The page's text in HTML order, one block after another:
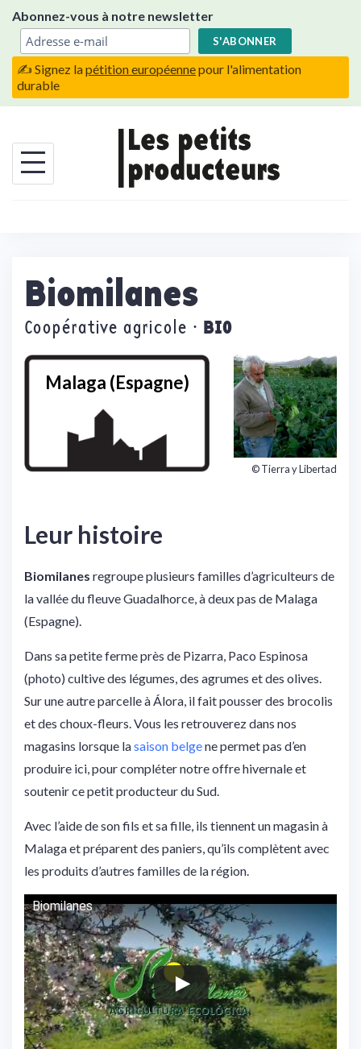
content
Abonnez-vous à notre newsletter
✍️ Signez lapétition européennepour l'alimentation
durable
Biomilanes
Coopérative agricole · BIO
Malaga (Espagne)
© Tierra y Libertad
Leur histoire
Biomilanes regroupe plusieurs familles d’agriculteurs de
la vallée du fleuve Guadalhorce, à deux pas de Malaga
(Espagne).
Dans sa petite ferme près de Pizarra, Paco Espinosa
(photo) cultive des légumes, des agrumes et des olives.
Sur une autre parcelle à Álora, il fait pousser des brocolis
et des choux-fleurs. Vous les retrouverez dans nos
magasins lorsque lasaison belgene permet pas d’en
produire ici, pour compléter notre offre hivernale et
soutenir ce petit producteur du Sud.
Avec l’aide de son fils et sa fille, ils tiennent un magasin à
Malaga et préparent des paniers, qu’ils complètent avec
les produits d’autres familles de la région.
Biomilanes